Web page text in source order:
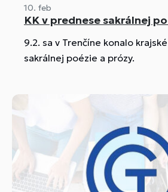
10. feb
KK v prednese sakrálnej
9.2. sa v Trenčíne konalo
sakrálnej poézie a prózy.